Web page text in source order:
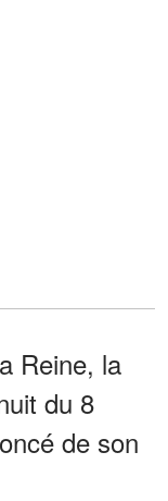
Reine, la
du 8
de son